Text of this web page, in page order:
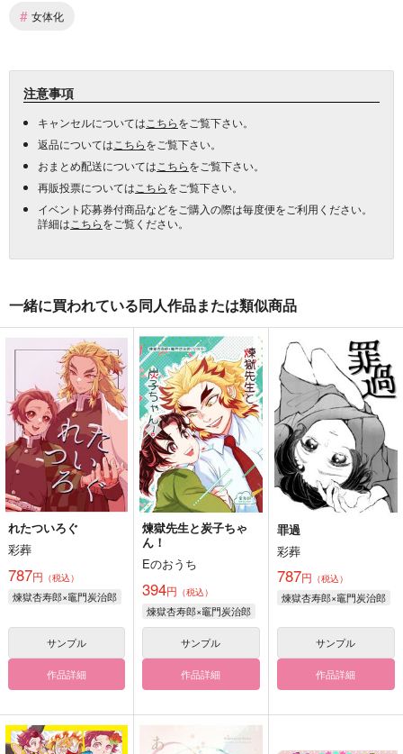
# 女体化
注意事項
キャンセルについては こちらをご覧下さい。
返品については こちらをご覧下さい。
おまとめ配送については こちらをご覧下さい。
再販投票については こちらをご覧下さい。
イベント応募券付商品などをご購入の際は毎度便をご利用ください。
詳細は こちらをご覧ください。
一緒に買われている同人作品または類似商品
れたついろぐ
彩葬
787円 （税込）
煉獄杏寿郎×竈門炭治郎
サンプル
作品詳細
煉獄先生と炭子ちゃ
ん！
Eのおうち
394円 （税込）
煉獄杏寿郎×竈門炭治郎
サンプル
作品詳細
罪過
彩葬
787円 （税込）
煉獄杏寿郎×竈門炭治郎
サンプル
作品詳細